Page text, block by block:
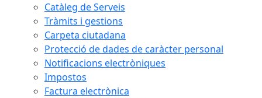
Catàleg de Serveis
Tràmits i gestions
Carpeta ciutadana
Protecció de dades de caràcter personal
Notificacions electròniques
Impostos
Factura electrònica